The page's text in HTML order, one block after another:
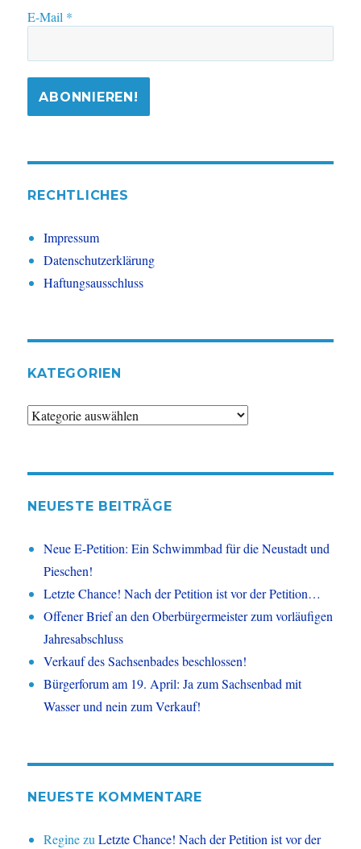
E-Mail *
RECHTLICHES
Impressum
Datenschutzerklärung
Haftungsausschluss
KATEGORIEN
Kategorien
NEUESTE BEITRÄGE
Neue E-Petition: Ein Schwimmbad für die Neustadt und
Pieschen!
Letzte Chance! Nach der Petition ist vor der Petition…
Offener Brief an den Oberbürgermeister zum vorläufigen
Jahresabschluss
Verkauf des Sachsenbades beschlossen!
Bürgerforum am 19. April: Ja zum Sachsenbad mit
Wasser und nein zum Verkauf!
NEUESTE KOMMENTARE
ReginezuLetzte Chance! Nach der Petition ist vor der